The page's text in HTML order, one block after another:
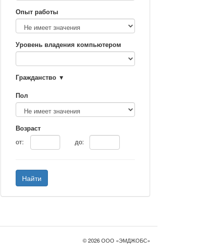
Опыт работы
Уровень владения компьютером
Гражданство
Пол
Возраст
от:
до:
Найти
© 2026 ООО «ЭМДЖОБС»